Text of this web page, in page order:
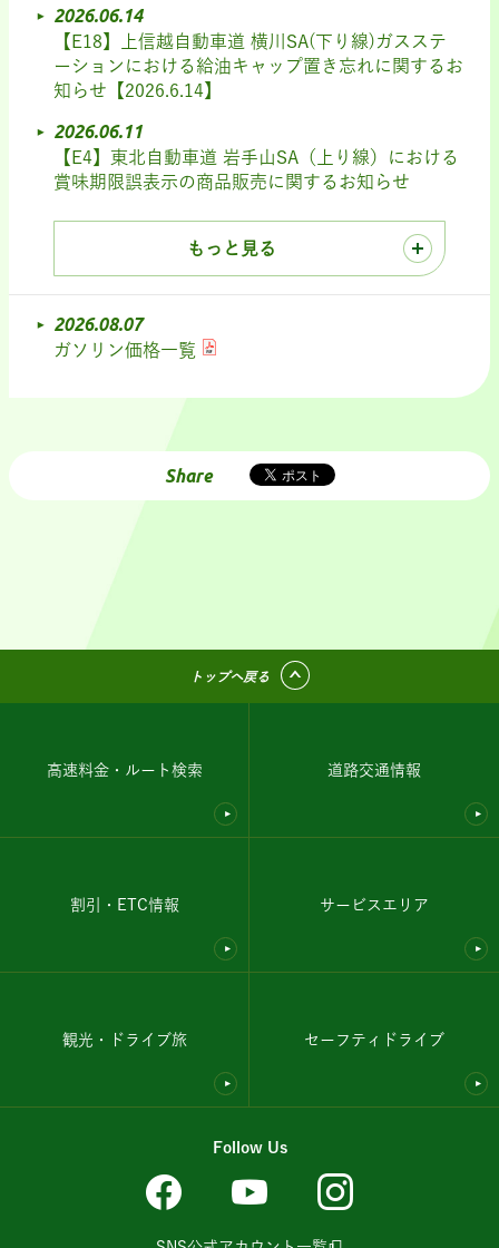
2026.06.14
【E18】上信越自動車道 横川SA(下り線)ガスステ
ーションにおける給油キャップ置き忘れに関するお
知らせ【2026.6.14】
2026.06.11
【E4】東北自動車道 岩手山SA（上り線）における
賞味期限誤表示の商品販売に関するお知らせ
もっと見る
2026.08.07
ガソリン価格一覧
Share
トップへ戻る
高速料金・ルート検索 道路交通情報
割引・ETC情報 サービスエリア
観光・ドライブ旅 セーフティドライブ
Follow Us